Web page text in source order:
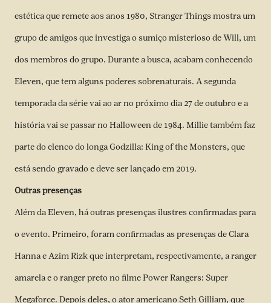
estética que remete aos anos 1980, Stranger Things mostra um
grupo de amigos que investiga o sumiço misterioso de Will, um
dos membros do grupo. Durante a busca, acabam conhecendo
Eleven, que tem alguns poderes sobrenaturais. A segunda
temporada da série vai ao ar no próximo dia 27 de outubro e a
história vai se passar no Halloween de 1984. Millie também faz
parte do elenco do longa Godzilla: King of the Monsters, que
está sendo gravado e deve ser lançado em 2019.
Outras presenças
Além da Eleven, há outras presenças ilustres confirmadas para
o evento. Primeiro, foram confirmadas as presenças de Clara
Hanna e Azim Rizk que interpretam, respectivamente, a ranger
amarela e o ranger preto no filme Power Rangers: Super
Megaforce. Depois deles, o ator americano Seth Gilliam, que